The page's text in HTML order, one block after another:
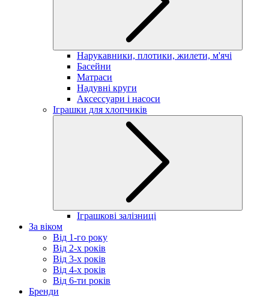
Нарукавники, плотики, жилети, м'ячі
Басейни
Матраси
Надувні круги
Аксессуари і насоси
Іграшки для хлопчиків
Іграшкові залізниці
За віком
Від 1-го року
Від 2-х років
Від 3-х років
Від 4-х років
Від 6-ти років
Бренди